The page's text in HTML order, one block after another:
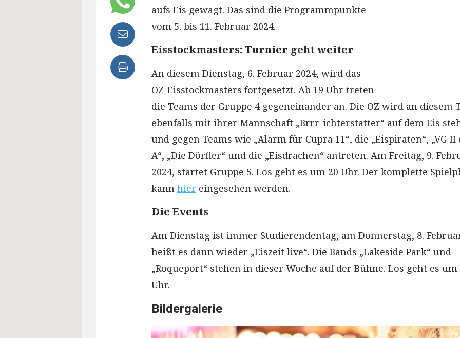
aufs Eis gewagt. Das sind die Programmpunkte
vom 5. bis 11. Februar 2024.
Eisstockmasters: Turnier geht weiter
An diesem Dienstag, 6. Februar 2024, wird das
OZ-Eisstockmasters fortgesetzt. Ab 19 Uhr treten
die Teams der Gruppe 4 gegeneinander an. Die OZ wird an diesem
ebenfalls mit ihrer Mannschaft „Brrr-ichterstatter“ auf dem Eis
und gegen Teams wie „Alarm für Cupra 11“, die „Eispiraten“, „VG II
A“, „Die Dörfler“ und die „Eisdrachen“ antreten. Am Freitag, 9.
2024, startet Gruppe 5. Los geht es um 20 Uhr. Der komplette
kann hier eingesehen werden.
Die Events
Am Dienstag ist immer Studierendentag, am Donnerstag, 8.
heißt es dann wieder „Eiszeit live“. Die Bands „Lakeside Park“ und
„Roqueport“ stehen in dieser Woche auf der Bühne. Los geht es um
Uhr.
Bildergalerie